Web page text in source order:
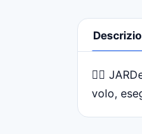
🧑‍✈️
volo,